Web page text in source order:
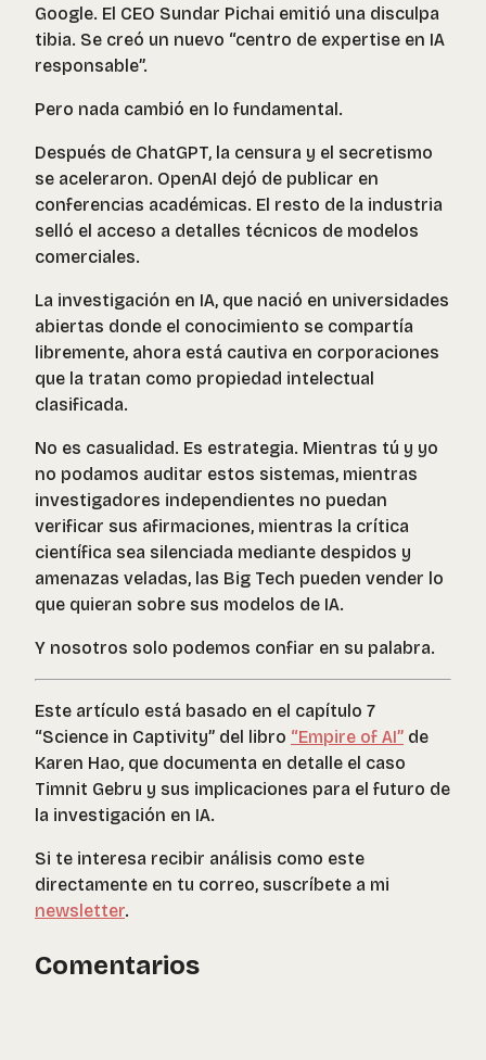
Google. El CEO Sundar Pichai emitió una disculpa
tibia. Se creó un nuevo “centro de expertise en IA
responsable”.
Pero nada cambió en lo fundamental.
Después de ChatGPT, la censura y el secretismo
se aceleraron. OpenAI dejó de publicar en
conferencias académicas. El resto de la industria
selló el acceso a detalles técnicos de modelos
comerciales.
La investigación en IA, que nació en universidades
abiertas donde el conocimiento se compartía
libremente, ahora está cautiva en corporaciones
que la tratan como propiedad intelectual
clasificada.
No es casualidad. Es estrategia. Mientras tú y yo
no podamos auditar estos sistemas, mientras
investigadores independientes no puedan
verificar sus afirmaciones, mientras la crítica
científica sea silenciada mediante despidos y
amenazas veladas, las Big Tech pueden vender lo
que quieran sobre sus modelos de IA.
Y nosotros solo podemos confiar en su palabra.
Este artículo está basado en el capítulo 7
“Science in Captivity” del libro “Empire of AI” de
Karen Hao, que documenta en detalle el caso
Timnit Gebru y sus implicaciones para el futuro de
la investigación en IA.
Si te interesa recibir análisis como este
directamente en tu correo, suscríbete a mi
newsletter.
Comentarios